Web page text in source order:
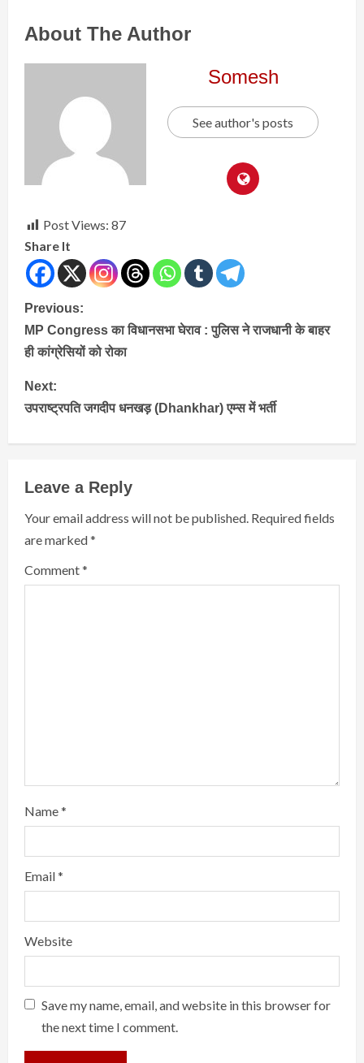
About The Author
Somesh
See author's posts
Post Views: 87
Share It
Continue
Reading
Previous:
MP Congress का विधानसभा घेराव : पुलिस ने राजधानी के बाहर
ही कांग्रेसियों को रोका
Next:
उपराष्ट्रपति जगदीप धनखड़ (Dhankhar) एम्स में भर्ती
Leave a Reply
Your email address will not be published. Required fields
are marked*
Comment*
Name*
Email*
Website
Save my name, email, and website in this browser for
the next time I comment.